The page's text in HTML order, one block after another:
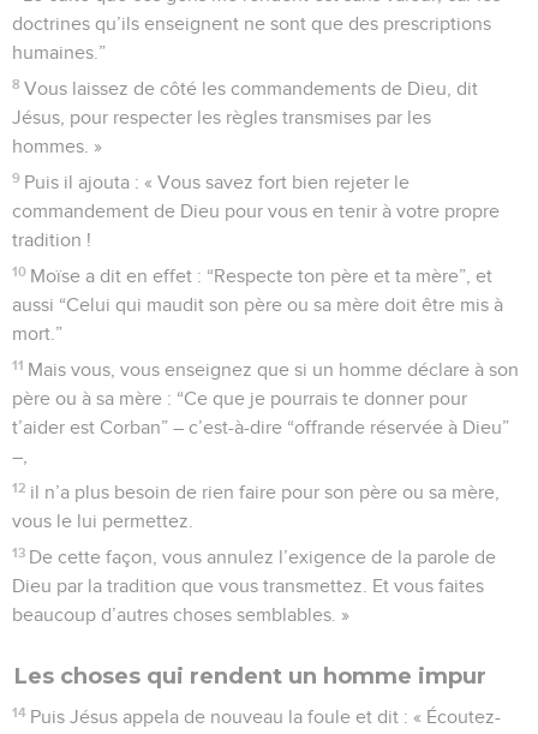
doctrines qu’ils enseignent ne sont que des prescriptions
humaines.”
8 Vous laissez de côté les commandements de Dieu, dit
Jésus, pour respecter les règles transmises par les
hommes. »
9 Puis il ajouta : « Vous savez fort bien rejeter le
commandement de Dieu pour vous en tenir à votre propre
tradition !
10 Moïse a dit en effet : “Respecte ton père et ta mère”, et
aussi “Celui qui maudit son père ou sa mère doit être mis à
mort.”
11 Mais vous, vous enseignez que si un homme déclare à son
père ou à sa mère : “Ce que je pourrais te donner pour
t’aider est Corban” – c’est-à-dire “offrande réservée à Dieu”
–,
12 il n’a plus besoin de rien faire pour son père ou sa mère,
vous le lui permettez.
13 De cette façon, vous annulez l’exigence de la parole de
Dieu par la tradition que vous transmettez. Et vous faites
beaucoup d’autres choses semblables. »
Les choses qui rendent un homme impur
14 Puis Jésus appela de nouveau la foule et dit : « Écoutez-